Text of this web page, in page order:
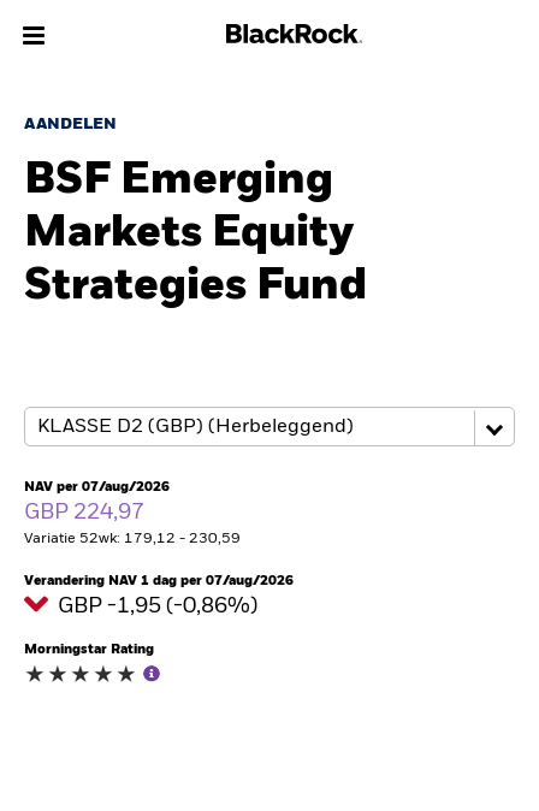
Over Ons
Producten
Thema's
Inzichten
Particulieren
Nederland
Change location
BlackRock
AANDELEN
BSF Emerging
Markets Equity
Strategies Fund
NAV per 07/aug/2026
GBP 224,97
Variatie 52wk: 179,12 - 230,59
Verandering NAV 1 dag per 07/aug/2026
GBP -1,95 (-0,86%)
Morningstar Rating